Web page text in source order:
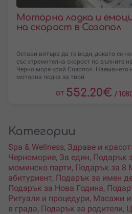
Моторна лодка и
на скорост в Созопол
Остави вятъра да те води, докато се
със стремителна скорост по вълните на
Черно море край Созопол. Наемането
моторна лодка за твой
от 552.20€ /
Категории
Spa & Wellness, Здраве и
Черноморие, За един, Подарък
моминско парти, Подарък за 8
абитуриент, Подарък за имен
Подарък за Нова Година,
Ритуали и процедури, Масажи и
в града, Подарък за родители,